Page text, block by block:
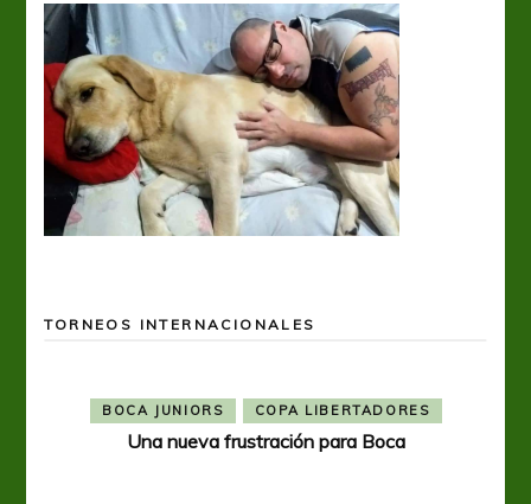
TORNEOS INTERNACIONALES
BOCA JUNIORS COPA LIBERTADORES
Una nueva frustración para Boca